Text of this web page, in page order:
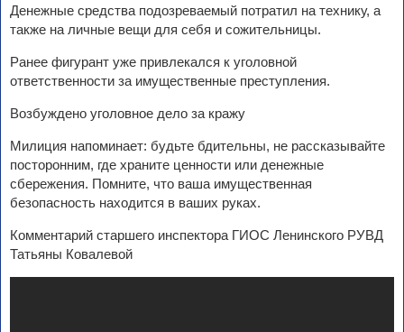
Денежные средства подозреваемый потратил на технику, а
также на личные вещи для себя и сожительницы.
Ранее фигурант уже привлекался к уголовной
ответственности за имущественные преступления.
Возбуждено уголовное дело за кражу
Милиция напоминает: будьте бдительны, не рассказывайте
посторонним, где храните ценности или денежные
сбережения. Помните, что ваша имущественная
безопасность находится в ваших руках.
Комментарий старшего инспектора ГИОС Ленинского РУВД
Татьяны Ковалевой